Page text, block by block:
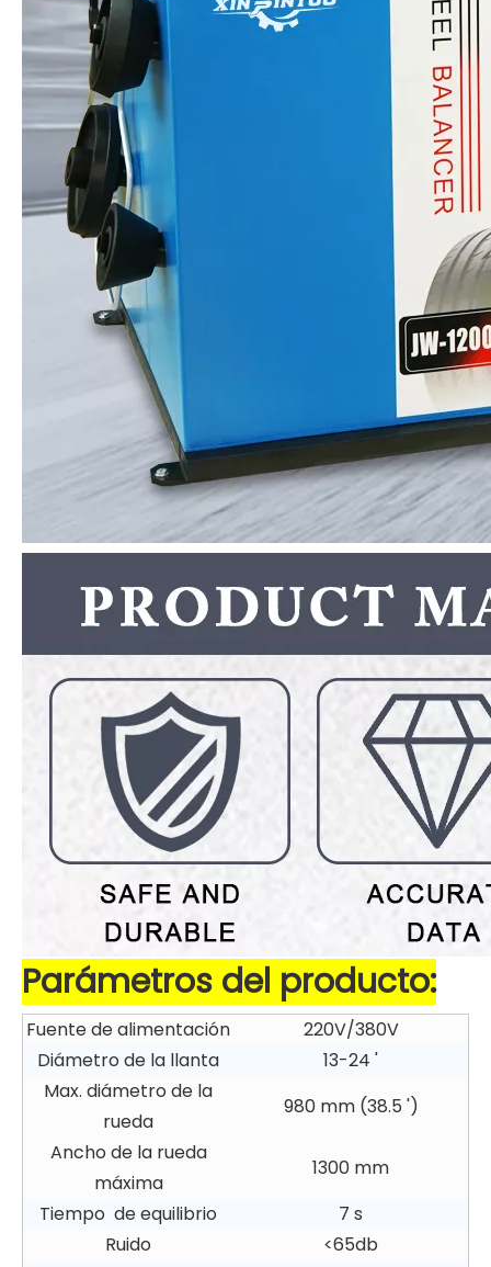
Parámetros del producto:
Fuente de alimentación
220V/380V
Diámetro de la llanta
13-24 '
Max. diámetro de la
rueda
980 mm (38.5 ')
Ancho de la rueda
máxima
1300 mm
Tiempo de equilibrio
7 s
Ruido
<65db